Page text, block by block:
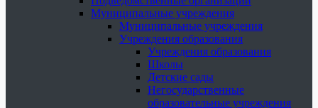
Муниципальные учреждения
Муниципальные учреждения
Учреждения образования
Учреждения образования
Школы
Детские сады
Негосударственные
образовательные учреждения